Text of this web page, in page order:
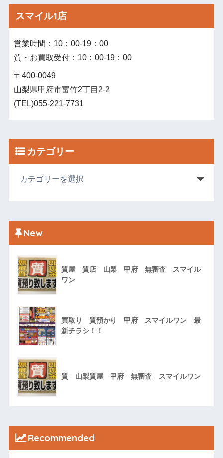
スマイル1店
営業時間：10：00‐19：00
質・お買取受付：10：00‐19：00
〒400-0049
山梨県甲府市富竹2丁目2-2
(TEL)055-221-7731
カテゴリー
New
質屋 質店 山梨 甲府 無審査 スマイル
ワン
買取り 質預かり 甲府 スマイルワン 最
新チラシ！！
質 山梨質屋 甲府 無審査 スマイルワン
Recommended